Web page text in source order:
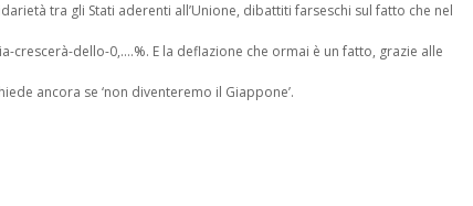
tra gli Stati aderenti all’Unione, dibattiti farseschi sul fatto che nel
crescerà-dello-0,….%. E la deflazione che ormai è un fatto, grazie alle
ancora se ‘non diventeremo il Giappone’.